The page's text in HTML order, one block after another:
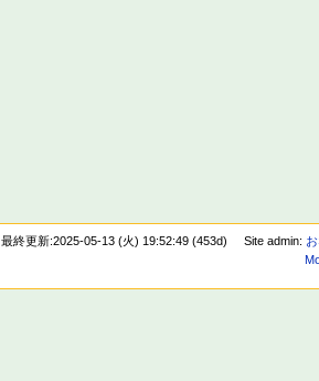
最終更新:2025-05-13 (火) 19:52:49 (453d) Site admin: